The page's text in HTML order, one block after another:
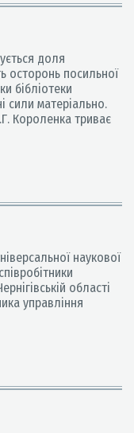
доля
осторонь посильної
бібліотеки
сили матеріально.
Короленка триває
наукової
області
управління